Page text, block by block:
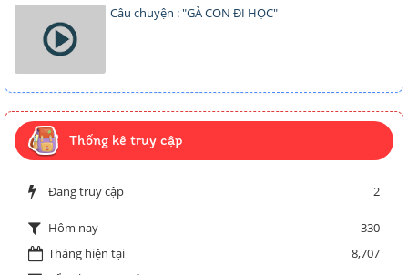
Câu chuyện : "GÀ CON ĐI HỌC"
Thống kê truy cập
Đang truy cập 2
Hôm nay
330
Tháng hiện tại
8,707